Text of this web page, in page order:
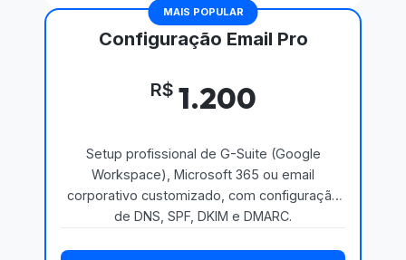
Configuração Email Pro
R$ 1.200
Setup profissional de G-Suite (Google
Workspace), Microsoft 365 ou email
corporativo customizado, com configuração
de DNS, SPF, DKIM e DMARC.